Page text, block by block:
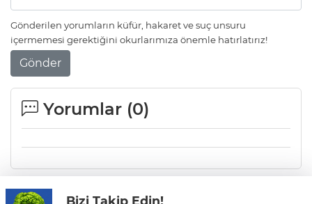
bitmesin - 38"
Gönderilen yorumların küfür, hakaret ve suç unsuru
içermemesi gerektiğini okurlarımıza önemle hatırlatırız!
Gönder
Yorumlar (0)
Bizi Takip Edin!